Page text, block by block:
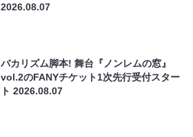
2026.08.07
バカリズム脚本! 舞台『ノンレムの窓』
vol.2のFANYチケット1次先行受付スター
ト2026.08.07